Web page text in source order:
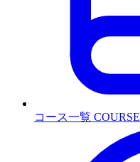
コース一覧 COURSE